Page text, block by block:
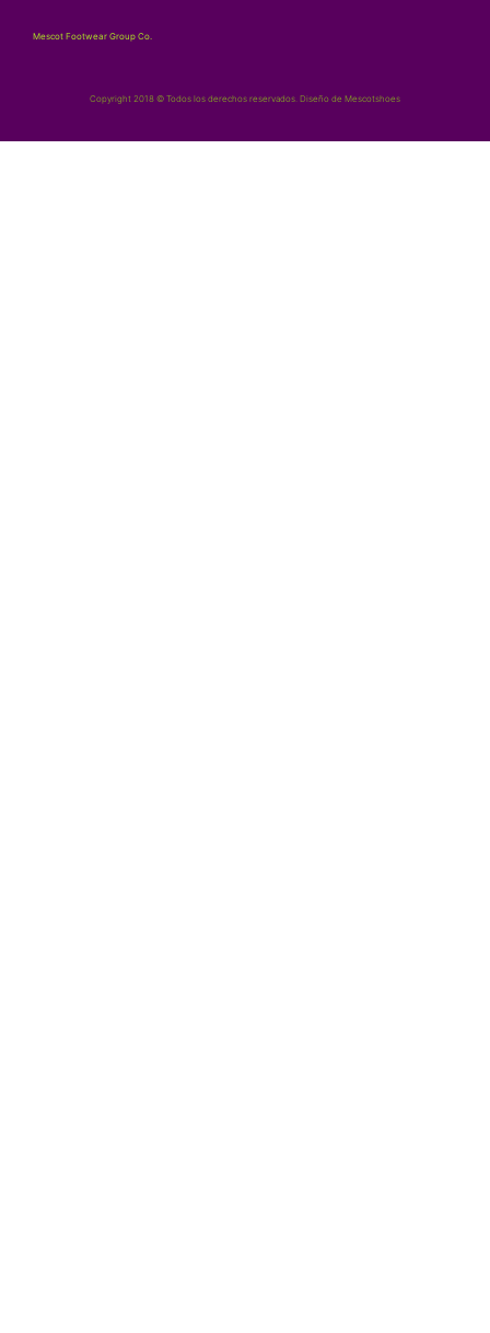
Mescot Footwear Group Co.
Copyright 2018 © Todos los derechos reservados. Diseño de Mescotshoes